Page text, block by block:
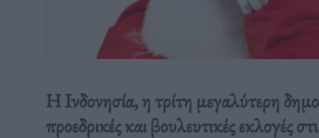
Η Ινδονησία, η τρίτη μεγαλύτερη
προεδρικές και βουλευτικές εκλογές